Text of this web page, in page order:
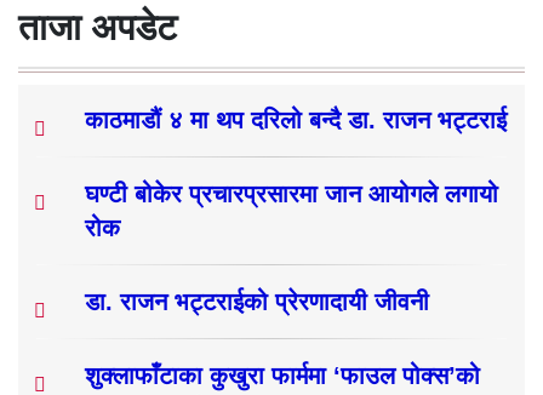
ताजा अपडेट
काठमाडौं ४ मा थप दरिलो बन्दै डा. राजन भट्टराई
घण्टी बोकेर प्रचारप्रसारमा जान आयोगले लगायो
रोक
डा. राजन भट्टराईको प्रेरणादायी जीवनी
शुक्लाफाँटाका कुखुरा फार्ममा ‘फाउल पोक्स’को